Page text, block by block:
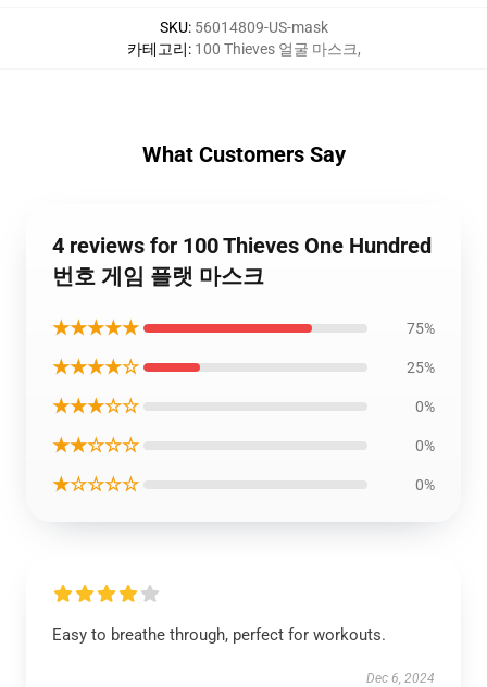
SKU: 56014809-US-mask
카테고리: 100 Thieves 얼굴 마스크,
What Customers Say
4 reviews for 100 Thieves One Hundred
번호 게임 플랫 마스크
★★★★★ 75%
★★★★☆ 25%
★★★☆☆ 0%
★★☆☆☆ 0%
★☆☆☆☆ 0%
Easy to breathe through, perfect for workouts.
Dec 6, 2024